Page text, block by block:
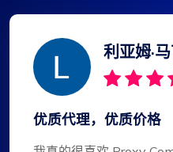
利亚姆·
优质代理，优质价格